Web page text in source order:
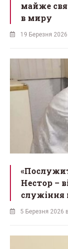
майже
в миру
19 Березня
Нестор –
служіння
5 Березня 2026